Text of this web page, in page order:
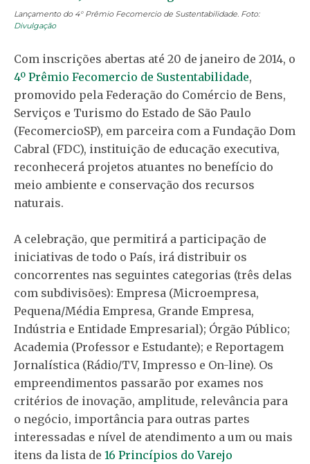
Lançamento do 4° Prêmio Fecomercio de Sustentabilidade. Foto:
Divulgação
Com inscrições abertas até 20 de janeiro de 2014, o
4º Prêmio Fecomercio de Sustentabilidade,
promovido pela Federação do Comércio de Bens,
Serviços e Turismo do Estado de São Paulo
(FecomercioSP), em parceira com a Fundação Dom
Cabral (FDC), instituição de educação executiva,
reconhecerá projetos atuantes no benefício do
meio ambiente e conservação dos recursos
naturais.
A celebração, que permitirá a participação de
iniciativas de todo o País, irá distribuir os
concorrentes nas seguintes categorias (três delas
com subdivisões): Empresa (Microempresa,
Pequena/Média Empresa, Grande Empresa,
Indústria e Entidade Empresarial); Órgão Público;
Academia (Professor e Estudante); e Reportagem
Jornalística (Rádio/TV, Impresso e On-line). Os
empreendimentos passarão por exames nos
critérios de inovação, amplitude, relevância para
o negócio, importância para outras partes
interessadas e nível de atendimento a um ou mais
itens da lista de 16 Princípios do Varejo